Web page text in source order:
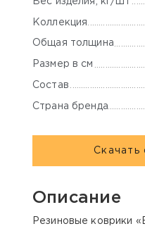
Коллекция
Общая толщина
Размер в см
Состав
Страна бренда
Скачать
Описание
Резиновые коврики